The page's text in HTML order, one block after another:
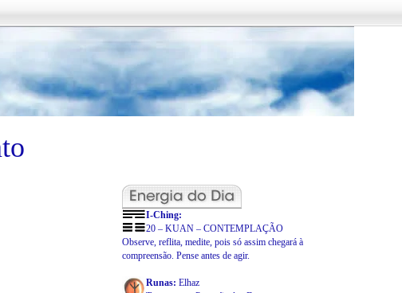
I-Ching:
20 – KUAN – CONTEMPLAÇÃO
Observe, reflita, medite, pois só assim chegará à
compreensão. Pense antes de agir.
Runas: Elhaz